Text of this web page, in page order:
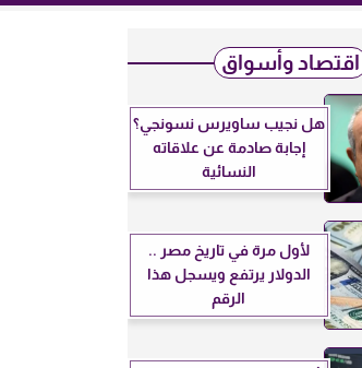
اقتصاد وأسواق
هل نجيب ساويرس نسونجي؟
إجابة صادمة عن علاقاته
النسائية
لأول مرة في تاريخ مصر ..
الدولار يرتفع ويسجل هذا
الرقم